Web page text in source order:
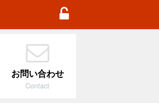
TD Football Academy
お問い合わせ
Contact